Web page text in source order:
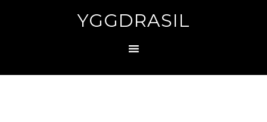
YGGDRASIL